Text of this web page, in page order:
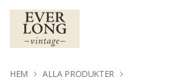
HEM
ALLA PRODUKTER